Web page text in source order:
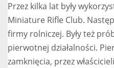
Przez kilka lat były
Miniature Rifle Club.
firmy rolniczej. Były też
pierwotnej działalności.
zamknięcia, przez